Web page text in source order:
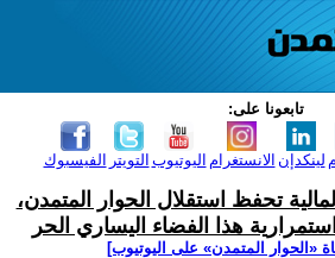
تابعونا على:
الفيسبوك التويتر اليوتيوب الانستغرام لينكدإن
تحفظ استقلال الحوار المتمدن،
هذا الفضاء اليساري الحر
‫«الحوار المتمدن» على اليوتيوب]